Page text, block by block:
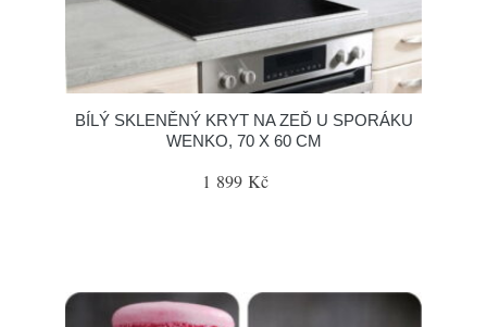
BÍLÝ SKLENĚNÝ KRYT NA ZEĎ U SPORÁKU
WENKO, 70 X 60 CM
1 899 Kč